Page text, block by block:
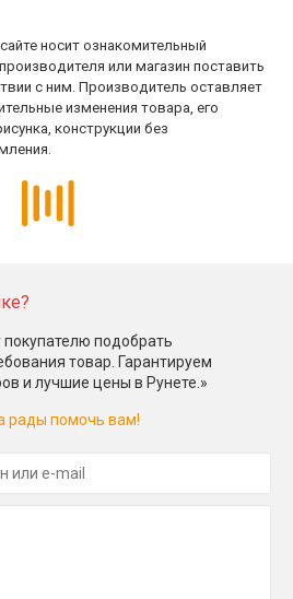
носит ознакомительный
или магазин поставить
с ним. Производитель оставляет
изменения товара, его
конструкции без
подобрать
товар. Гарантируем
и лучшие цены в Рунете.»
рады помочь вам!